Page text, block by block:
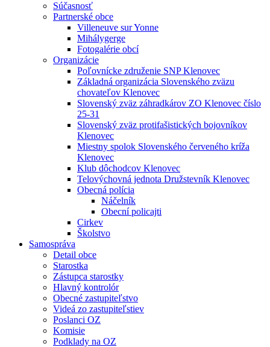
Súčasnosť
Partnerské obce
Villeneuve sur Yonne
Mihálygerge
Fotogalérie obcí
Organizácie
Poľovnícke združenie SNP Klenovec
Základná organizácia Slovenského zväzu
chovateľov Klenovec
Slovenský zväz záhradkárov ZO Klenovec číslo
25-31
Slovenský zväz protifašistických bojovníkov
Klenovec
Miestny spolok Slovenského červeného kríža
Klenovec
Klub dôchodcov Klenovec
Telovýchovná jednota Družstevník Klenovec
Obecná polícia
Náčelník
Obecní policajti
Cirkev
Školstvo
Samospráva
Detail obce
Starostka
Zástupca starostky
Hlavný kontrolór
Obecné zastupiteľstvo
Videá zo zastupiteľstiev
Poslanci OZ
Komisie
Podklady na OZ